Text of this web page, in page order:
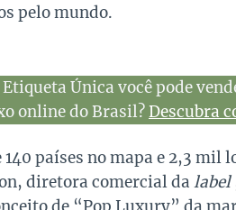
pelo mundo.
Etiqueta Única você pode
online do Brasil?Descubra
140 países no mapa e 2,3
diretora comercial da label